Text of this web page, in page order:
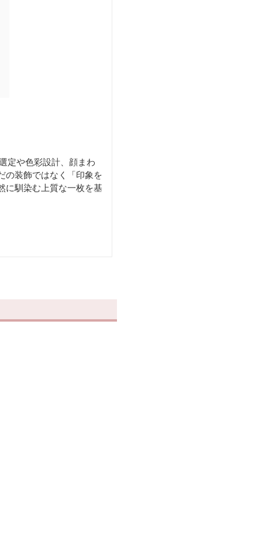
定や色彩設計、顔まわ
の装飾ではなく「印象を
に馴染む上質な一枚を基